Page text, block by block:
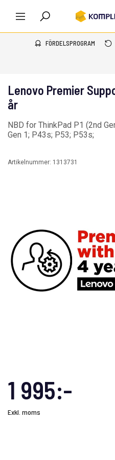
FÖRDELSPROGRAM
Lenovo Premier
år
NBD for ThinkPad P1 (2nd
Gen 1; P43s; P53; P53s;
Artikelnummer: 1313731
1 995:-
Exkl. moms